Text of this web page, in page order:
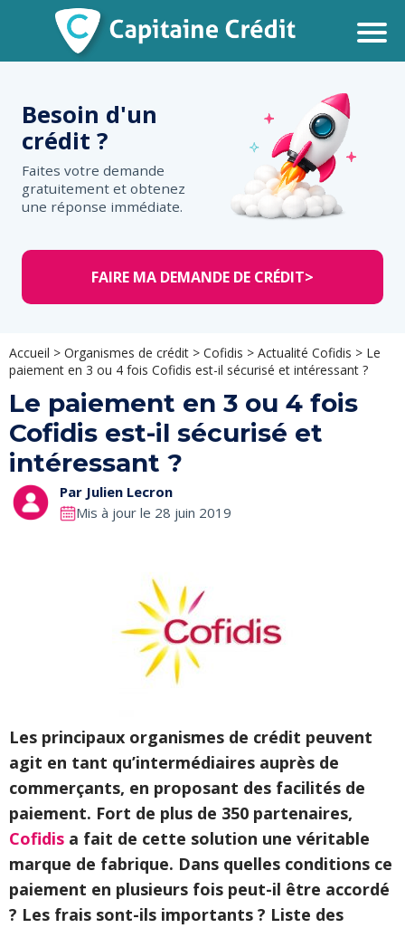
Besoin d'un
crédit ?
Faites votre demande
gratuitement et obtenez
une réponse immédiate.
FAIRE MA DEMANDE DE CRÉDIT>
Accueil > Organismes de crédit > Cofidis > Actualité Cofidis > Le
paiement en 3 ou 4 fois Cofidis est-il sécurisé et intéressant ?
Le paiement en 3 ou 4 fois
Cofidis est-il sécurisé et
intéressant ?
Par Julien Lecron
Mis à jour le 28 juin 2019
Les principaux organismes de crédit peuvent
agit en tant qu’intermédiaires auprès de
commerçants, en proposant des facilités de
paiement. Fort de plus de 350 partenaires,
Cofidis a fait de cette solution une véritable
marque de fabrique. Dans quelles conditions ce
paiement en plusieurs fois peut-il être accordé
? Les frais sont-ils importants ? Liste des